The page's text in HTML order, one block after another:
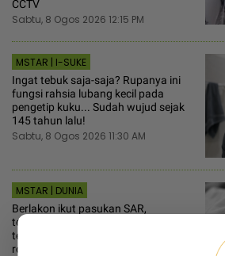
CCTV
Sabtu, 8 Ogos 2026 12:15 PM
MSTAR | I-SUKE
Ingat tebuk saja-saja? Rupanya ini
fungsi rahsia lubang kecil pada
pengetip kuku... Sudah wujud sejak
145 tahun lalu!
Sabtu, 8 Ogos 2026 11:30 AM
MSTAR | DUNIA
Berlakon ikut pasukan SAR,
tembelang pemuda akhirnya
terbongkar... Anjing ‘hidu’ jenayah keji
rogol dan bunuh budak 8 tahun!